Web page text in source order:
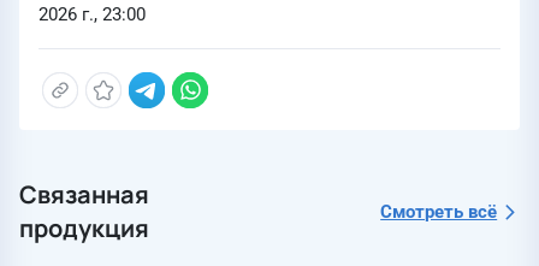
2026 г., 23:00
Связанная
продукция
Смотреть всё